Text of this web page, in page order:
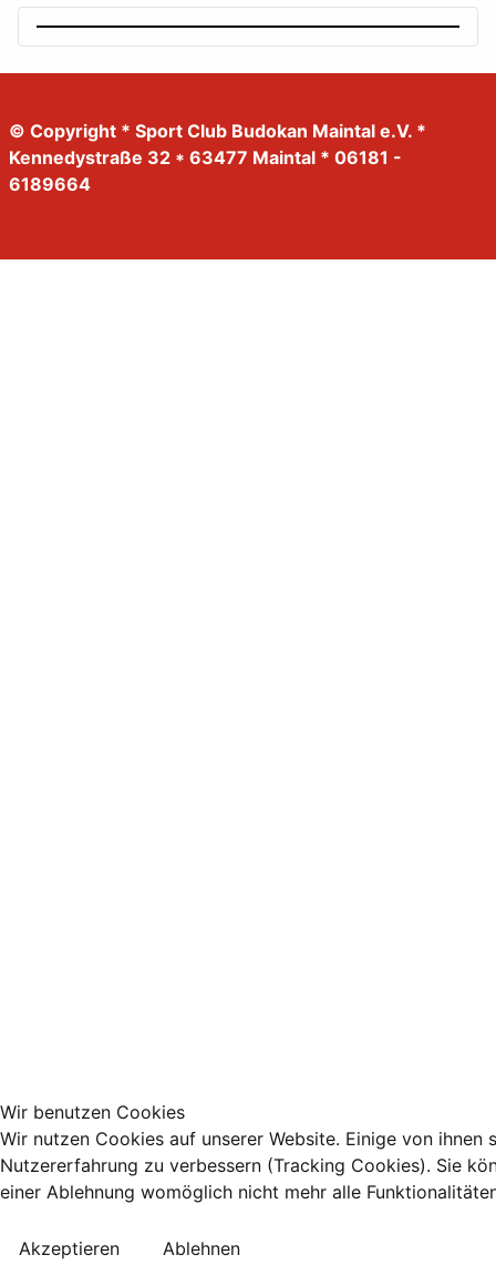
© Copyright * Sport Club Budokan Maintal e.V. *
Kennedystraße 32 * 63477 Maintal * 06181 -
6189664
Wir benutzen Cookies
Wir nutzen Cookies auf unserer Website. Einige von
Nutzererfahrung zu verbessern (Tracking Cookies). Sie
einer Ablehnung womöglich nicht mehr alle
Akzeptieren Ablehnen